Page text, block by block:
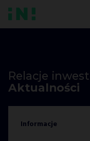
Relacje
Aktualności